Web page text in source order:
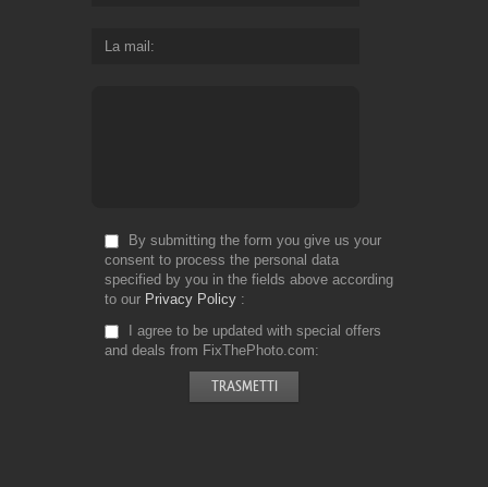
La mail
By submitting the form you give us your
consent to process the personal data
specified by you in the fields above according
to our Privacy Policy
I agree to be updated with special offers
and deals from FixThePhoto.com